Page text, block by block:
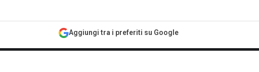
Aggiungi tra i preferiti su Google